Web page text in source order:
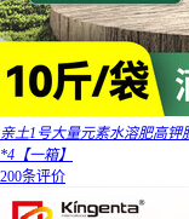
亲土1号大量元素水溶肥高
*4【一箱】
200条评价